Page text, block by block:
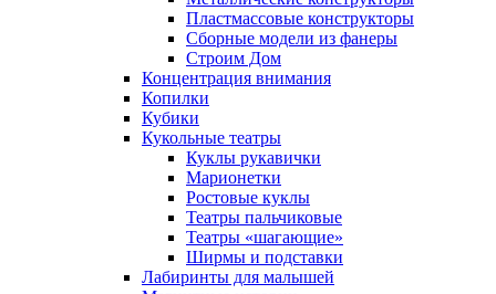
Пластмассовые конструкторы
Сборные модели из фанеры
Строим Дом
Концентрация внимания
Копилки
Кубики
Кукольные театры
Куклы рукавички
Марионетки
Ростовые куклы
Театры пальчиковые
Театры «шагающие»
Ширмы и подставки
Лабиринты для малышей